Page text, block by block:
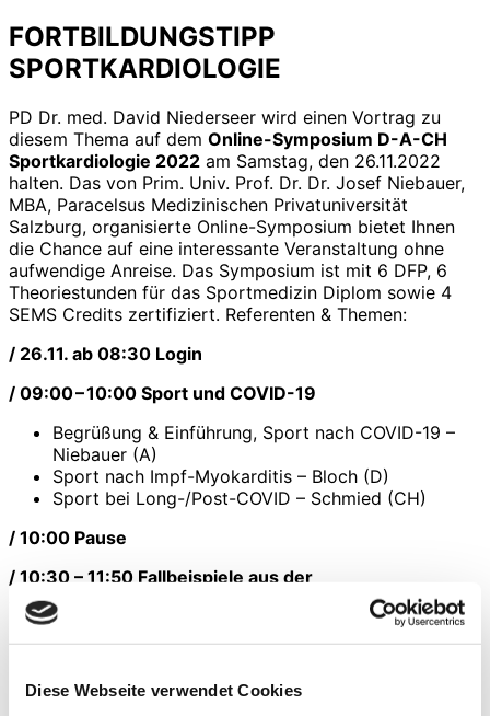
Diese Webseite verwendet Cookies
FORTBILDUNGSTIPP
SPORTKARDIOLOGIE
PD Dr. med. David Niederseer wird einen Vortrag zu
diesem Thema auf dem Online-Symposium D-A-CH
Sportkardiologie 2022 am Samstag, den 26.11.2022
halten. Das von Prim. Univ. Prof. Dr. Dr. Josef Niebauer,
MBA, Paracelsus Medizinischen Privatuniversität
Salzburg, organisierte Online-Symposium bietet Ihnen
die Chance auf eine interessante Veranstaltung ohne
aufwendige Anreise. Das Symposium ist mit 6 DFP, 6
Theoriestunden für das Sportmedizin Diplom sowie 4
SEMS Credits zertifiziert. Referenten & Themen:
/ 26.11. ab 08:30 Login
/ 09:00 – 10:00 Sport und COVID-19
Begrüßung & Einführung, Sport nach COVID-19 –
Niebauer (A)
Sport nach Impf-Myokarditis – Bloch (D)
Sport bei Long-/Post-COVID – Schmied (CH)
/ 10:00 Pause
/ 10:30 – 11:50 Fallbeispiele aus der
sportkardiologischen Praxis
Nicht-invasive Schlagvolumenmessung – Treff (A)
Kardio-CT und Kardio-MRT – Burgstahler (D)